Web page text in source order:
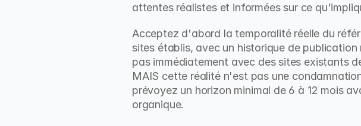
attentes réalistes et informées sur ce
Acceptez d'abord la temporalité réelle du
sites établis, avec un historique de
pas immédiatement avec des sites existants
MAIS cette réalité n'est pas une
prévoyez un horizon minimal de 6 à 12 mois
organique.